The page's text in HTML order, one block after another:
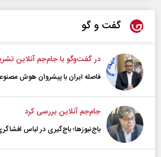
گفت و گو
در گفت‌و‌گو با جام‌جم آنلاین
فاصله ایران با پیشرو‌ان هوش
جام‌جم آنلاین بررسی کرد
باج‌نیوزها؛ باج‌گیری در لباس